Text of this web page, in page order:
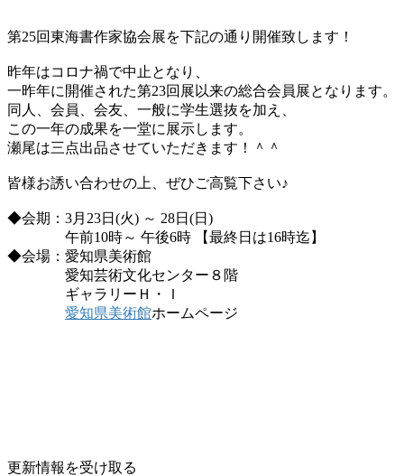
第25回東海書作家協会展を下記の通り開催致します！
昨年はコロナ禍で中止となり、
一昨年に開催された第23回展以来の総合会員展となります。
同人、会員、会友、一般に学生選抜を加え、
この一年の成果を一堂に展示します。
瀬尾は三点出品させていただきます！＾＾
皆様お誘い合わせの上、ぜひご高覧下さい♪
◆会期：3月23日(火) ～ 28日(日)
午前10時～ 午後6時 【最終日は16時迄】
◆会場：愛知県美術館
愛知芸術文化センター８階
ギャラリーＨ・Ｉ
愛知県美術館ホームページ
更新情報を受け取る